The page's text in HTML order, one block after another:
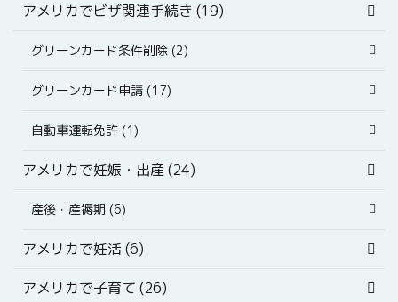
アメリカでビザ関連手続き (19)
グリーンカード条件削除 (2)
グリーンカード申請 (17)
自動車運転免許 (1)
アメリカで妊娠・出産 (24)
産後・産褥期 (6)
アメリカで妊活 (6)
アメリカで子育て (26)